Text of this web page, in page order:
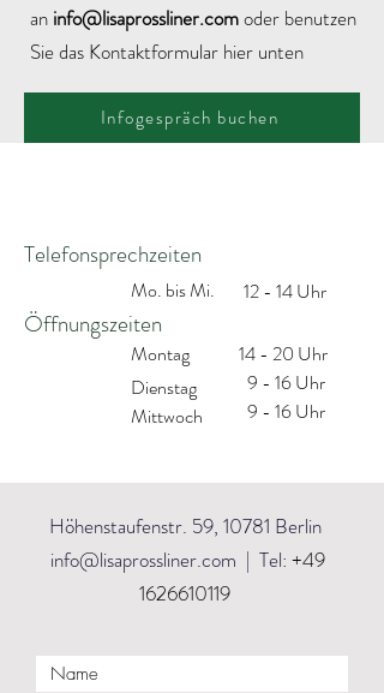
an info@lisaprossliner.comoder benutzen
Sie das Kontaktformular hier unten
Infogespräch buchen
Telefonsprechzeiten
Mo. bis Mi. 12 - 14 Uhr
Dienstag
Mittwoch
Öffnungszeiten
Montag 14 - 20 Uhr
9 - 16 Uhr
9 - 16 Uhr
Höhenstaufenstr. 59, 10781 Berlin
info@lisaprossliner.com | Tel: +49
1626610119